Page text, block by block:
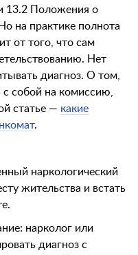
13.2 Положения о
на практике полнота
от того, что сам
Нет
диагноз. О том,
собой на комиссию,
статье — какие
.
наркологический
жительства и встать
нарколог или
диагноз с